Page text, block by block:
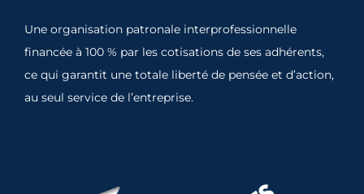
Une organisation patronale interprofessionnelle
financée à 100 % par les cotisations de ses adhérents,
ce qui garantit une totale liberté de pensée et d’action,
au seul service de l’entreprise.